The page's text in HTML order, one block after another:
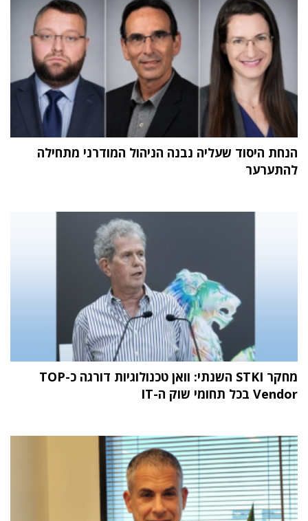
הנחת היסוד שעליה נבנה הניהול המודרני מתחילה
להתערער
מחקר STKI השנתי: וואן טכנולוגיות דורגה כ-TOP
Vendor בכל תחומי שוק ה-IT